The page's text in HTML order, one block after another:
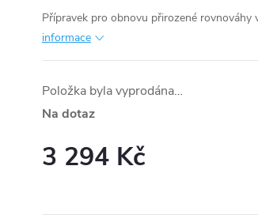
Přípravek pro obnovu přirozené rovnováhy
informace
Položka byla vyprodána…
Na dotaz
3 294 Kč